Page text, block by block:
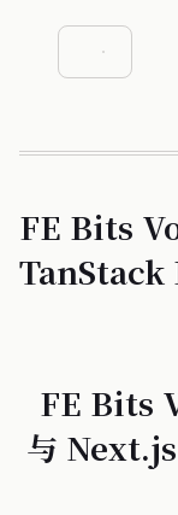
FE Bits
TanStack
FE Bits
与